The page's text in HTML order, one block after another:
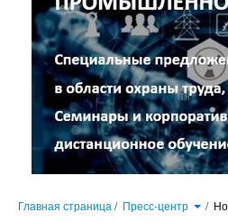
Главная страница / Пресс-центр /